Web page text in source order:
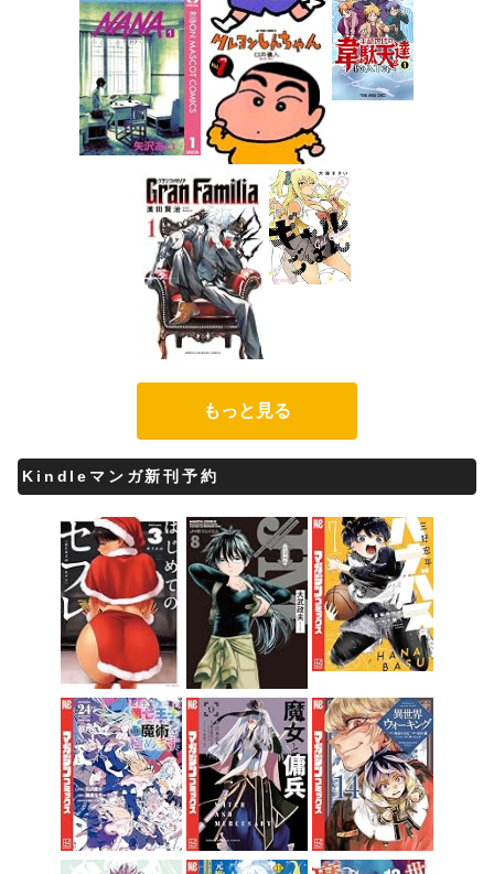
もっと見る
Kindleマンガ新刊予約